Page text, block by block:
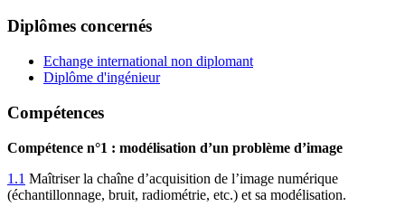
Diplômes concernés
Echange international non diplomant
Diplôme d'ingénieur
Compétences
Compétence n°1 : modélisation d’un problème d’image
1.1 Maîtriser la chaîne d’acquisition de l’image numérique
(échantillonnage, bruit, radiométrie, etc.) et sa modélisation.